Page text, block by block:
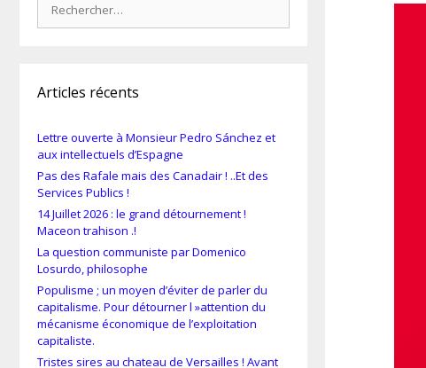
Articles récents
Lettre ouverte à Monsieur Pedro Sánchez et
aux intellectuels d’Espagne
Pas des Rafale mais des Canadair ! ..Et des
Services Publics !
14 Juillet 2026 : le grand détournement !
Maceon trahison .!
La question communiste par Domenico
Losurdo, philosophe
Populisme ; un moyen d’éviter de parler du
capitalisme. Pour détourner l »attention du
mécanisme économique de l’exploitation
capitaliste.
Tristes sires au chateau de Versailles ! Avant